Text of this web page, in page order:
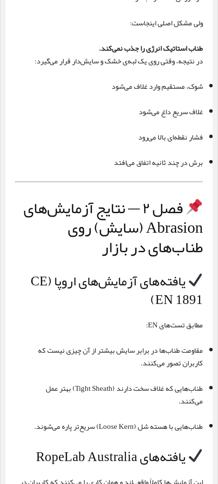
ولی مشکل اصلی اینجاست:
طناب استاتیک انرژی را جذب نمی‌کند.
در نتیجه، وقتی روی یک لبه‌ی خشک و سایش‌دار قرار می‌گیرد:
شوک، مستقیم وارد غلاف می‌شود
غلاف سریع داغ می‌شود
فشار نقطه‌ای بالا می‌رود
برش در چند ثانیه اتفاق می‌افتد
فصل ۲ — نتایج آزمایش‌های
Abrasion (سایش) روی
طناب‌های در بازار
یافته‌های آزمایش‌های اروپا (CE
EN 1891)
مطابق تست‌های EN:
مقاومت طناب‌ها در برابر سایش بیشتر از آن چیزی نیست که
کاربران تصور می‌کنند.
طناب‌هایی که غلاف سخت دارند (Tight Sheath) بهتر عمل
می‌کنند.
طناب‌هایی با هسته شل (Loose Kern) سریع‌تر پاره می‌شوند.
یافته‌های RopeLab Australia